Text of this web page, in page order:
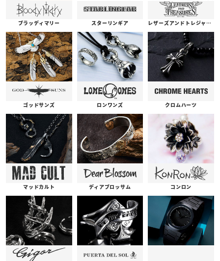
ブラッディマリー スターリンギア レザーズアンドトレジャーズ
ゴッドサンズ ロンワンズ クロムハーツ
マッドカルト ディアブロッサム コンロン